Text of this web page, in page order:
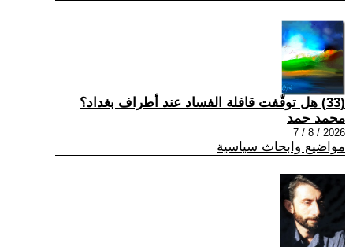
(33) هل توقّفت قافلة الفساد عند أطراف بغداد؟
محمد حمد
2026 / 8 / 7
مواضيع وابحاث سياسية